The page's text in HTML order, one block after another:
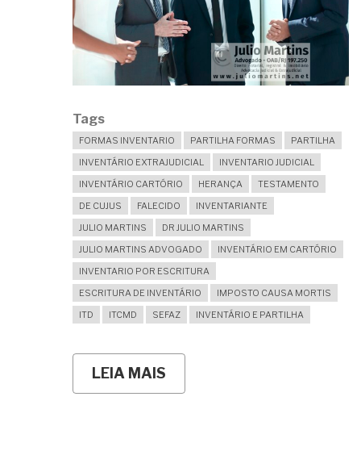
Tags
FORMAS INVENTARIO PARTILHA FORMAS
PARTILHA
INVENTÁRIO EXTRAJUDICIAL
INVENTARIO JUDICIAL
INVENTÁRIO CARTÓRIO
HERANÇA
TESTAMENTO
DE CUJUS
FALECIDO
INVENTARIANTE
JULIO MARTINS
DR JULIO MARTINS
JULIO MARTINS ADVOGADO
INVENTÁRIO EM CARTÓRIO
INVENTARIO POR ESCRITURA
ESCRITURA DE INVENTÁRIO
IMPOSTO CAUSA MORTIS
ITD
ITCMD SEFAZ INVENTÁRIO E PARTILHA
LEIA MAIS
QUAL